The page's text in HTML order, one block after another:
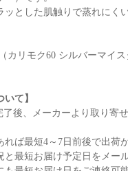
ッとした肌触りで蒸れにく
カリモク60 シルバーマイス
いて】
了後、メーカーより取り寄
れば最短4～7日前後で出荷
と最短お届け予定日をメー